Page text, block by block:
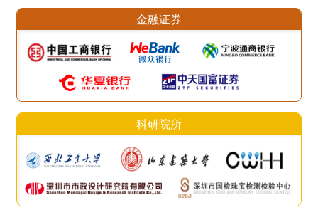
金融证券
科研院所